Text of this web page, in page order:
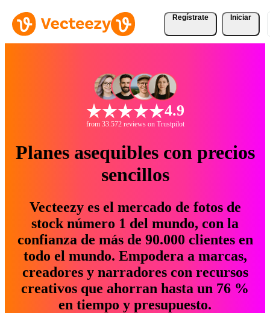
Regístrate Iniciar
4.9
from 33.572 reviews on Trustpilot
Planes asequibles con precios
sencillos
Vecteezy es el mercado de fotos de
stock número 1 del mundo, con la
confianza de más de 90.000 clientes en
todo el mundo. Empodera a marcas,
creadores y narradores con recursos
creativos que ahorran hasta un 76 %
en tiempo y presupuesto.